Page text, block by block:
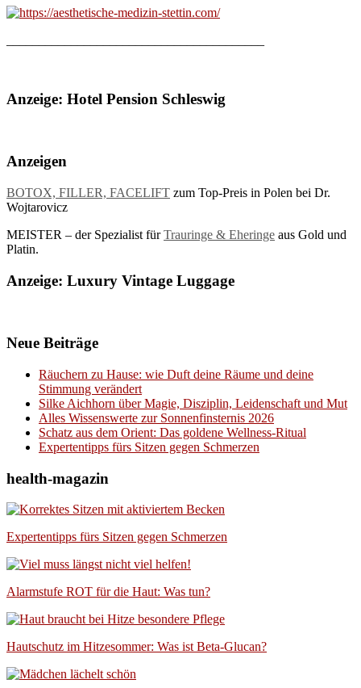
Anzeige: Hotel Pension Schleswig
Anzeigen
BOTOX, FILLER, FACELIFT zum Top-Preis in Polen bei Dr.
Wojtarovicz
MEISTER – der Spezialist fürTrauringe & Eheringe aus Gold und
Platin.
Anzeige: Luxury Vintage Luggage
Neue Beiträge
Räuchern zu Hause: wie Duft deine Räume und deine
Stimmung verändert
Silke Aichhorn über Magie, Disziplin, Leidenschaft und Mut
Alles Wissenswerte zur Sonnenfinsternis 2026
Schatz aus dem Orient: Das goldene Wellness-Ritual
Expertentipps fürs Sitzen gegen Schmerzen
health-magazin
Expertentipps fürs Sitzen gegen Schmerzen
Alarmstufe ROT für die Haut: Was tun?
Hautschutz im Hitzesommer: Was ist Beta-Glucan?